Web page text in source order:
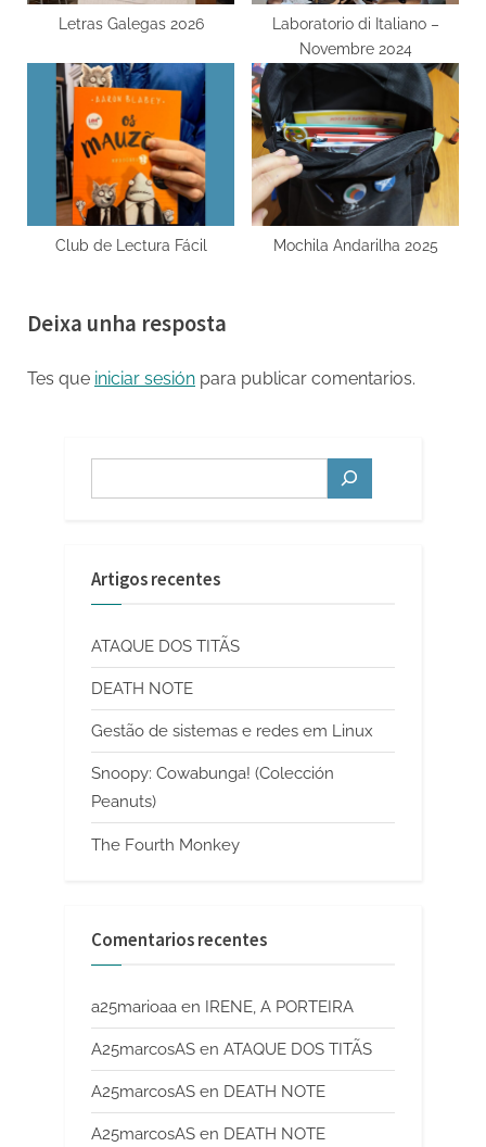
Letras Galegas 2026
Laboratorio di Italiano –
Novembre 2024
Club de Lectura Fácil Mochila Andarilha 2025
Deixa unha resposta
Tes que iniciar sesión para publicar comentarios.
Artigos recentes
ATAQUE DOS TITÃS
DEATH NOTE
Gestão de sistemas e redes em Linux
Snoopy: Cowabunga! (Colección
Peanuts)
The Fourth Monkey
Comentarios recentes
a25marioaa en IRENE, A PORTEIRA
A25marcosAS en ATAQUE DOS TITÃS
A25marcosAS en DEATH NOTE
A25marcosAS en DEATH NOTE